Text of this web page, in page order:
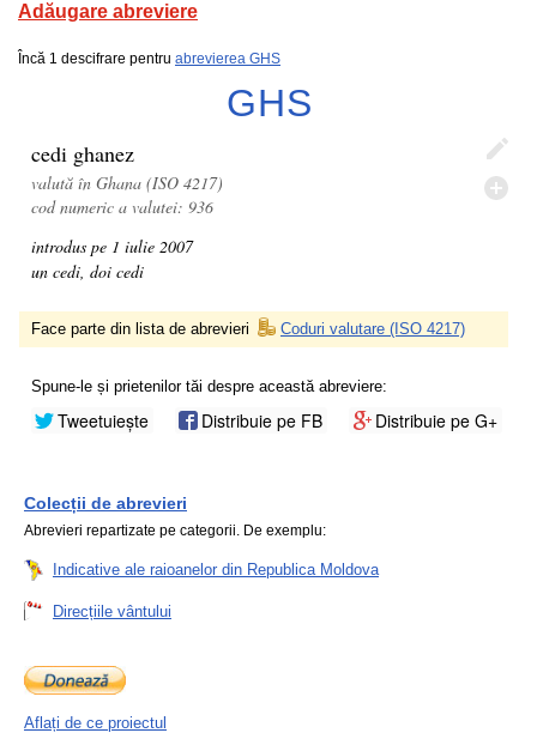
Adăugare abreviere
Încă 1 descifrare pentru abrevierea GHS
GHS
cedi ghanez
valută în Ghana (ISO 4217)
cod numeric a valutei: 936
introdus pe 1 iulie 2007
un cedi, doi cedi
Face parte din lista de abrevieri Coduri valutare (ISO 4217)
Spune-le și prietenilor tăi despre această abreviere:
Tweetuiește Distribuie pe FB Distribuie pe G+
Colecții de abrevieri
Abrevieri repartizate pe categorii. De exemplu:
Indicative ale raioanelor din Republica Moldova
Direcțiile vântului
Aflați de ce proiectul